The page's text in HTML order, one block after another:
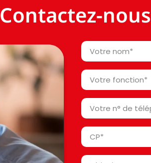
Contactez-nous
Votre
nom
*
Votre
fonction
*
Votre
n°
de
téléphone
Code
Postal
*
Objet